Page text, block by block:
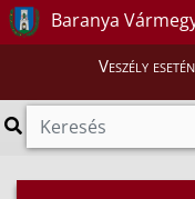
Baranya
Veszély